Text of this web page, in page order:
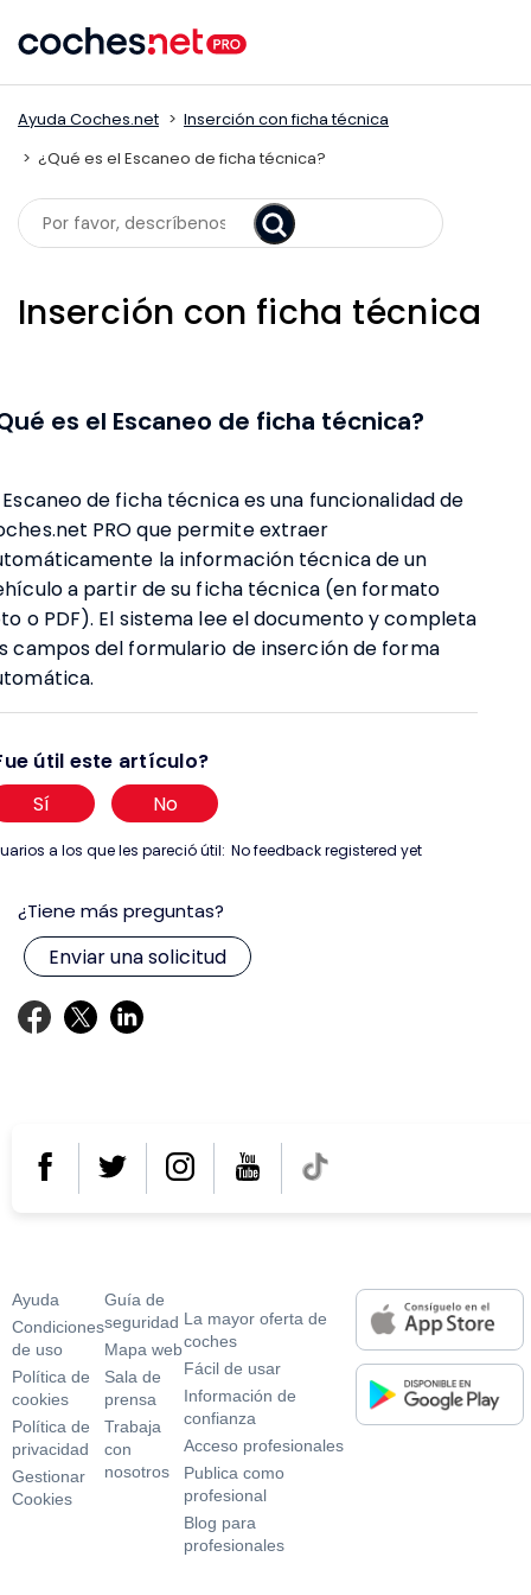
to
Ayuda Coches.net Inserción con ficha técnica
¿Qué es el Escaneo de ficha técnica?
Search
Inserción con ficha técnica
es el Escaneo de ficha técnica?
Escaneo de ficha técnica es una funcionalidad de
PRO que permite extraer
la información técnica de un
a partir de su ficha técnica (en formato
o PDF). El sistema lee el documento y completa
campos del formulario de inserción de forma
útil este artículo?
Sí No
a los que les pareció útil: No feedback registered yet
¿Tiene más preguntas?
Ayuda
Condiciones
de uso
Polí­tica de
cookies
Polí­tica de
privacidad
Gestionar
Cookies
Guí­a de
seguridad
Mapa web
Sala de
prensa
Trabaja
con
nosotros
La mayor oferta de
coches
Fácil de usar
Información de
confianza
Acceso profesionales
Publica como
profesional
Blog para
profesionales